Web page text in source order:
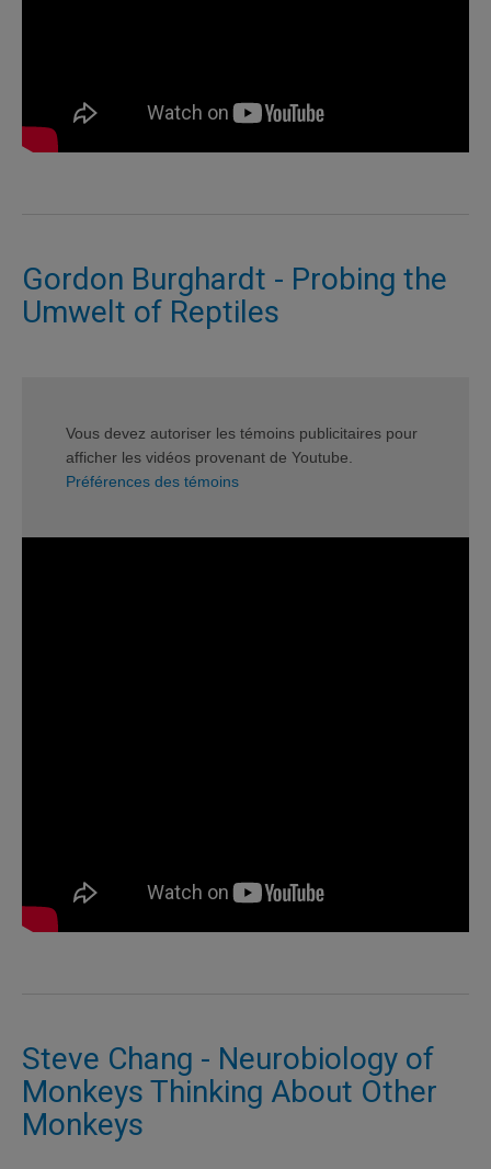
Gordon Burghardt - Probing the
Umwelt of Reptiles
Vous devez autoriser les témoins publicitaires pour
afficher les vidéos provenant de Youtube.
Préférences des témoins
Steve Chang - Neurobiology of
Monkeys Thinking About Other
Monkeys